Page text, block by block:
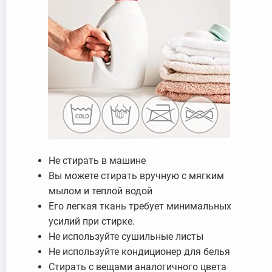
Не стирать в машине
Вы можете стирать вручную с мягким
мылом и теплой водой
Его легкая ткань требует минимальных
усилий при стирке.
Не используйте сушильные листы
Не используйте кондиционер для белья
Стирать с вещами аналогичного цвета